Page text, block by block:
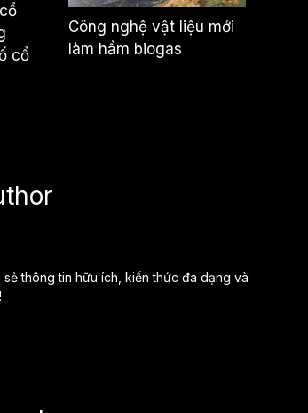
cổ
Công nghệ vật liệu mới
làm hầm biogas
thông tin hữu ích, kiến thức đa dạng và